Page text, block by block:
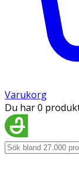
Varukorg
Du har 0